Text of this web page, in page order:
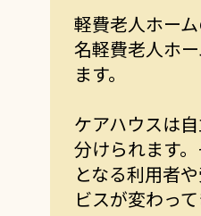
軽費老人ホー
名軽費老人ホ
ます。
ケアハウスは
分けられます
となる利用者
ビスが変わって